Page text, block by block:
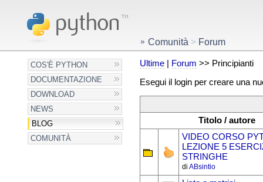
COS'È PYTHON
DOCUMENTAZIONE
DOWNLOAD
NEWS
BLOG
COMUNITÀ
Comunità > Forum
Ultime| Forum >> Principianti
Esegui il login per creare una
Titolo / autore
VIDEO CORSO
LEZIONE 5
STRINGHE
di ABsintio